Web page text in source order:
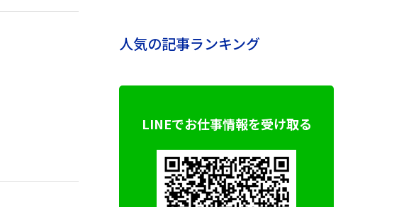
人気の記事ランキング
LINEでお仕事情報を受け取る